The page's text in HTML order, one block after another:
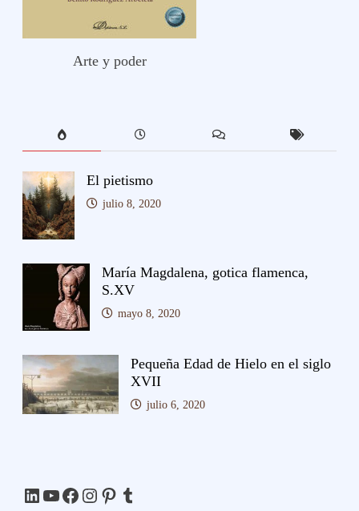
Arte y poder
El pietismo
julio 8, 2020
María Magdalena, gotica flamenca,
S.XV
mayo 8, 2020
Pequeña Edad de Hielo en el siglo
XVII
julio 6, 2020
LinkedIn
YouTube
Facebook
Instagram
Pinterest
Tumblr